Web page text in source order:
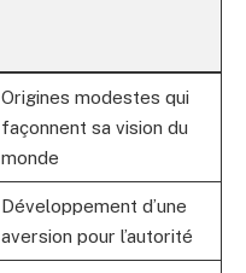
Origines modestes qui
façonnent sa vision du
monde
Développement d’une
aversion pour l’autorité